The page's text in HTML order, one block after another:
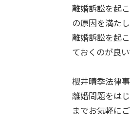
離婚訴訟を起
の原因を満た
離婚訴訟を起
ておくのが良い
櫻井晴季法律
離婚問題をは
までお気軽に